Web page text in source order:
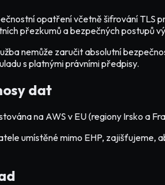
opatření včetně šifrování TLS
přezkumů a bezpečných postupů
nemůže zaručit absolutní
s platnými právními předpisy.
dat
na AWS v EU (regiony Irsko a
umístěné mimo EHP, zajišťujeme,